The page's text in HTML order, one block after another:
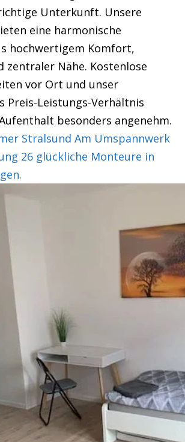
Unterkunft. Unsere
eine harmonische
hochwertigem Komfort,
zentraler Nähe. Kostenlose
vor Ort und unser
Preis-Leistungs-Verhältnis
besonders angenehm.
Stralsund Am Umspannwerk
26 glückliche Monteure in